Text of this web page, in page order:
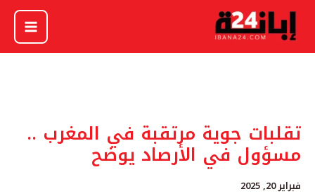
تخطي
المحتوى
تقلبات جوية مرتقبة في المغرب ..
مسؤول في الأرصاد يوضح
فبراير 20, 2025